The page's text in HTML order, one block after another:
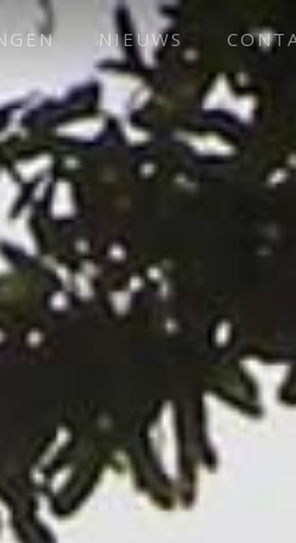
NIEUWS